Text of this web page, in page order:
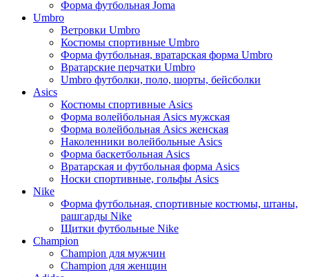
Форма футбольная Joma
Umbro
Ветровки Umbro
Костюмы спортивные Umbro
Форма футбольная, вратарская форма Umbro
Вратарские перчатки Umbro
Umbro футболки, поло, шорты, бейсболки
Asics
Костюмы спортивные Asics
Форма волейбольная Asics мужская
Форма волейбольная Asics женская
Наколенники волейбольные Asics
Форма баскетбольная Asics
Вратарская и футбольная форма Asics
Носки спортивные, гольфы Asics
Nike
Форма футбольная, спортивные костюмы, штаны,
рашгарды Nike
Щитки футбольные Nike
Champion
Champion для мужчин
Champion для женщин